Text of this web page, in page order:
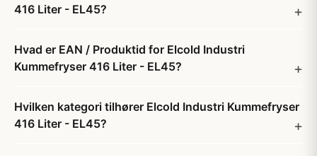
416 Liter - EL45?
Hvad er EAN / Produktid for Elcold Industri
Kummefryser 416 Liter - EL45?
Hvilken kategori tilhører Elcold Industri Kummefryser
416 Liter - EL45?